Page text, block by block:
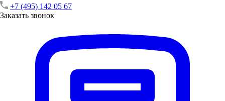
+7 (495) 142 05 67
Заказать звонок